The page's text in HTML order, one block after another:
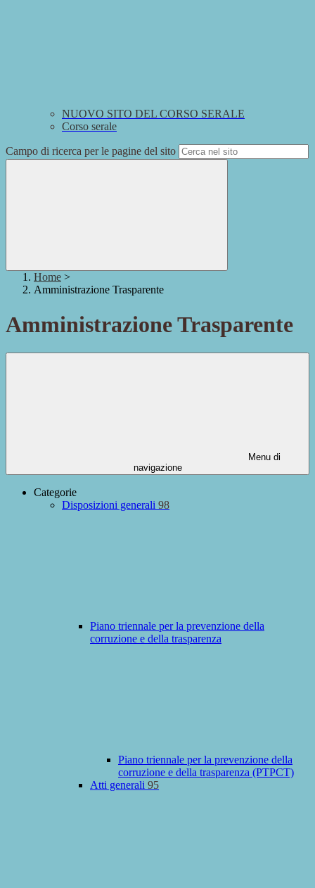
NUOVO SITO DEL CORSO SERALE
Corso serale
Campo di ricerca per le pagine del sito
Home >
Amministrazione Trasparente
Amministrazione Trasparente
Menu di
navigazione
Categorie
Disposizioni generali 98
Piano triennale per la prevenzione della
corruzione e della trasparenza
Piano triennale per la prevenzione della
corruzione e della trasparenza (PTPCT)
Atti generali 95